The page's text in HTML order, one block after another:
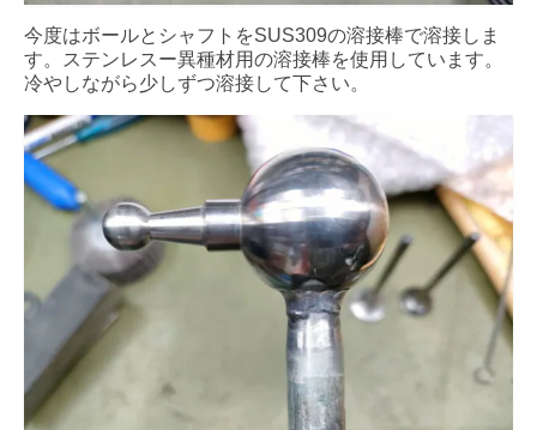
今度はボールとシャフトをSUS309の溶接棒で溶接しま
す。ステンレスー異種材用の溶接棒を使用しています。
冷やしながら少しずつ溶接して下さい。